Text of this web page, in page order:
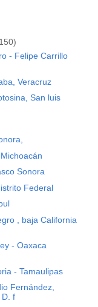
- Felipe Carrillo
Veracruz
San luis
Sonora
Federal
, baja California
- Oaxaca
- Tamaulipas
Fernández,
D. f